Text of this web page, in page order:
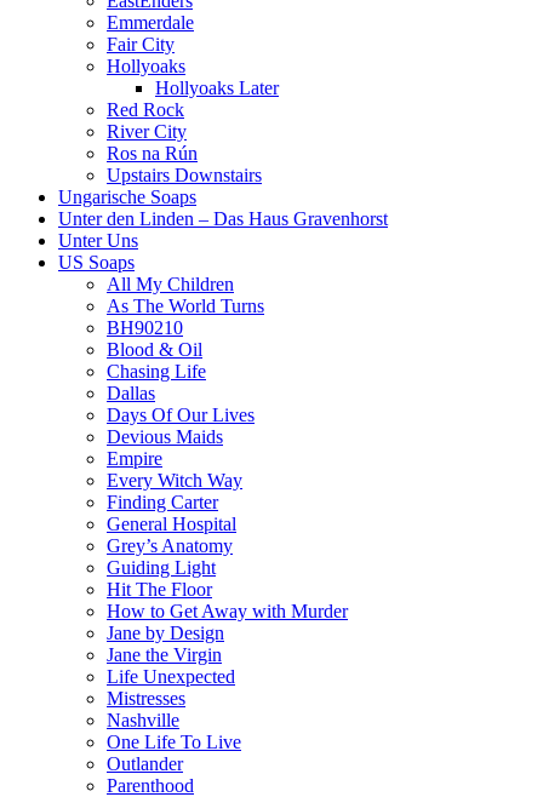
Emmerdale
Fair City
Hollyoaks
Hollyoaks Later
Red Rock
River City
Ros na Rún
Upstairs Downstairs
Ungarische Soaps
Unter den Linden – Das Haus Gravenhorst
Unter Uns
US Soaps
All My Children
As The World Turns
BH90210
Blood & Oil
Chasing Life
Dallas
Days Of Our Lives
Devious Maids
Empire
Every Witch Way
Finding Carter
General Hospital
Grey’s Anatomy
Guiding Light
Hit The Floor
How to Get Away with Murder
Jane by Design
Jane the Virgin
Life Unexpected
Mistresses
Nashville
One Life To Live
Outlander
Parenthood